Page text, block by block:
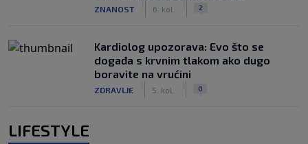
ZNANOST 6. kol. 2
Kardiolog upozorava: Evo što se
događa s krvnim tlakom ako dugo
boravite na vrućini
ZDRAVLJE 5. kol. 0
LIFESTYLE